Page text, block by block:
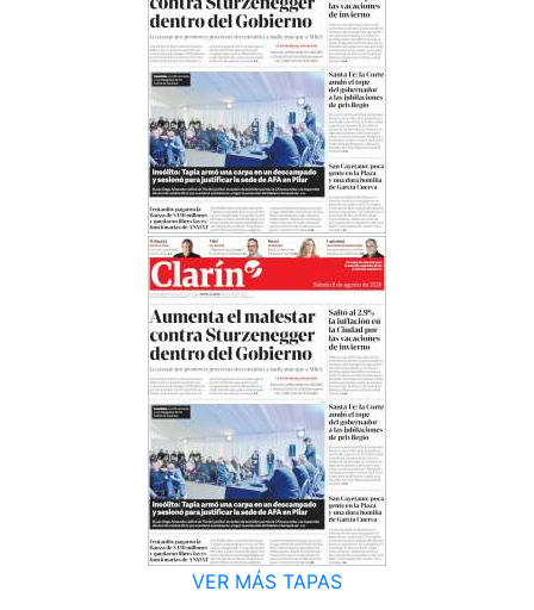
VER MÁS TAPAS